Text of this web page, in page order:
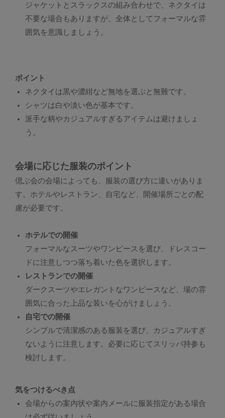
ジャケットとスラックスの組み合わせで、ネクタイは
不要な場合もありますが、全体としてフォーマルな雰
囲気を意識しましょう。
ポイント
ネクタイは黒や濃紺など無地を選ぶと無難です。
シャツは白や淡い色が基本です。
派手な柄やカジュアルすぎるアイテムは避けましょ
う。
会場に応じた服装のポイント
偲ぶ会の会場によっても、服装の選び方に違いがありま
す。ホテルやレストラン、自宅など、開催場所ごとの配
慮が必要です。
ホテルでの開催
フォーマルなスーツやワンピースを選び、ドレスコー
ドに注意しつつ落ち着いた色を選択します。
レストランでの開催
ダークスーツやエレガントなワンピースなど、場の雰
囲気に合った上品な装いを心がけましょう。
自宅での開催
シンプルで清潔感のある服装を選び、カジュアルすぎ
ないように注意します。必要に応じてスリッパ持参も
検討します。
気をつけるべき点
会場からの案内状や案内メールに服装指定がある場合